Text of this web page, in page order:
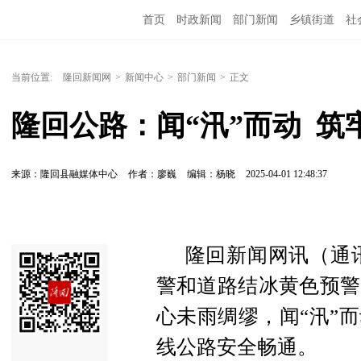
首页 时政新闻 部门新闻 乡镇街道 社
当前位置: 隆回新闻网 > 新闻中心 > 部门新闻 > 正文
隆回公路：闻“汛”而动  筑
来源：隆回县融媒体中心 作者：廖巍 编辑：杨晓 2025-04-01 12:48:37
隆回新闻网讯（通
警和道路结冰黄色预
心未雨绸缪，闻“汛”
线公路安全畅通。